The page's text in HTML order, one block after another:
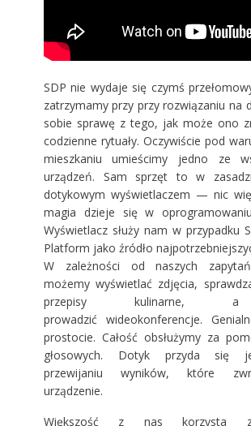
SDP nie wydaje się czymś
zatrzymamy przy przy rozwiązaniu na
sobie sprawę z tego, jak może ono
codzienne rytuały. Oczywiście pod
mieszkaniu umieścimy jedno ze
urządzeń. Sam sprzęt to w
dotykowym wyświetlaczem — nic
magia dzieje się w
Wyświetlacz służy nam w przypadku
Platform jako źródło
W zależności od naszych zapytań
możemy wyświetlać zdjęcia,
przepisy kulinarne,
prowadzić wideokonferencje.
prostocie. Całość obsłużymy za
głosowych. Dotyk przyda się
przewijaniu wyników, które
urządzenie.
Większość z nas korzysta